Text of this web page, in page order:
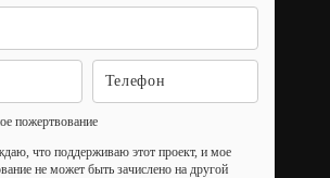
пожертвование
что поддерживаю этот проект, и мое
не может быть зачислено на другой